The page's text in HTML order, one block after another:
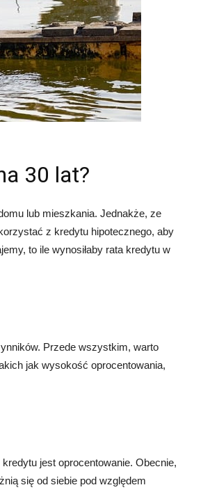
30 lat?
lub mieszkania. Jednakże, ze
z kredytu hipotecznego, aby
to ile wynosiłaby rata kredytu w
Przede wszystkim, warto
jak wysokość oprocentowania,
jest oprocentowanie. Obecnie,
się od siebie pod względem